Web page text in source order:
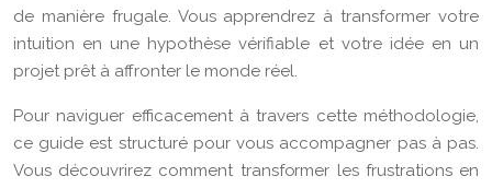
de manière frugale. Vous apprendrez à transformer votre
intuition en une hypothèse vérifiable et votre idée en un
projet prêt à affronter le monde réel.
Pour naviguer efficacement à travers cette méthodologie,
ce guide est structuré pour vous accompagner pas à pas.
Vous découvrirez comment transformer les frustrations en